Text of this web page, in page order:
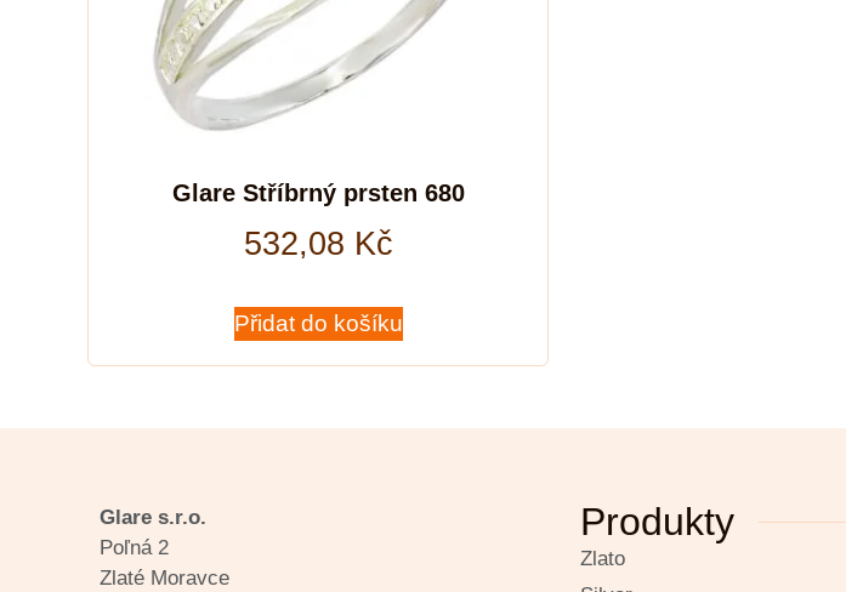
Glare Stříbrný prsten 680
532,08 Kč
Přidat do košíku
Glare s.r.o.
Poľná 2
Zlaté Moravce
Produkty
Zlato